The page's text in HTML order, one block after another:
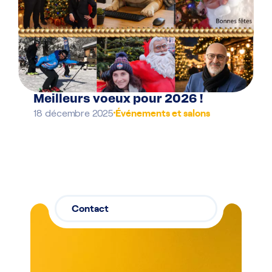
Meilleurs voeux pour 2026 !
18 décembre 2025 Événements et salons
Contact